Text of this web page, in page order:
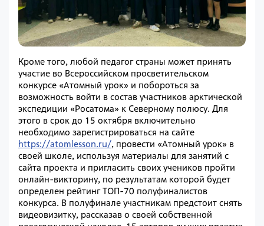
Кроме того, любой педагог страны может принять
участие во Всероссийском просветительском
конкурсе «Атомный урок» и побороться за
возможность войти в состав участников арктической
экспедиции «Росатома» к Северному полюсу. Для
этого в срок до 15 октября включительно
необходимо зарегистрироваться на сайте
https://atomlesson.ru/, провести «Атомный урок» в
своей школе, используя материалы для занятий с
сайта проекта и пригласить своих учеников пройти
онлайн-викторину, по результатам которой будет
определен рейтинг ТОП-70 полуфиналистов
конкурса. В полуфинале участникам предстоит снять
видеовизитку, рассказав о своей собственной